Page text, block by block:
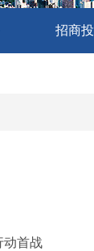
招商
动首战